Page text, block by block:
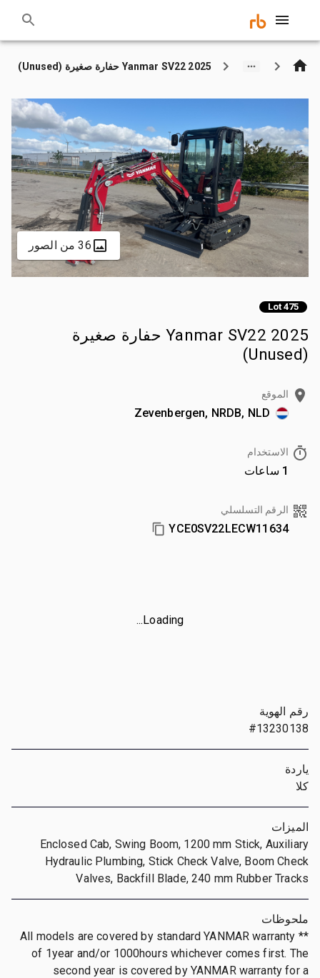
2025 Yanmar SV22 حفارة صغيرة (Unused)
36 من الصور
Lot 475
2025 Yanmar SV22 حفارة صغيرة
(Unused)
الموقع
Zevenbergen, NRDB, NLD
الاستخدام
1 ساعات
الرقم التسلسلي
YCE0SV22LECW11634
Loading...
رقم الهوية
#13230138
ياردة
كلا
الميزات
Enclosed Cab, Swing Boom, 1200 mm Stick, Auxiliary
Hydraulic Plumbing, Stick Check Valve, Boom Check
Valves, Backfill Blade, 240 mm Rubber Tracks
ملحوظات
** All models are covered by standard YANMAR warranty
of 1year and/or 1000hours whichever comes first. The
second year is covered by YANMAR warranty for a